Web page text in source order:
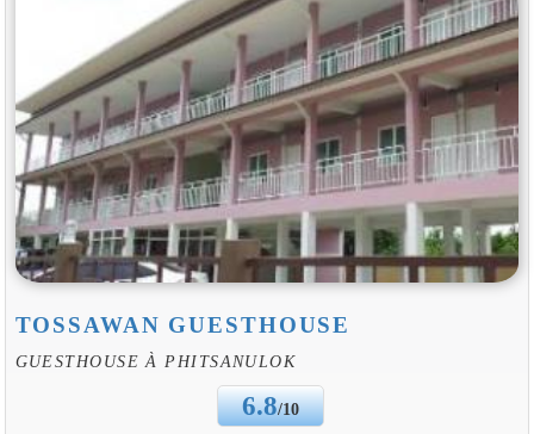
TOSSAWAN GUESTHOUSE
GUESTHOUSE À PHITSANULOK
6.8/10